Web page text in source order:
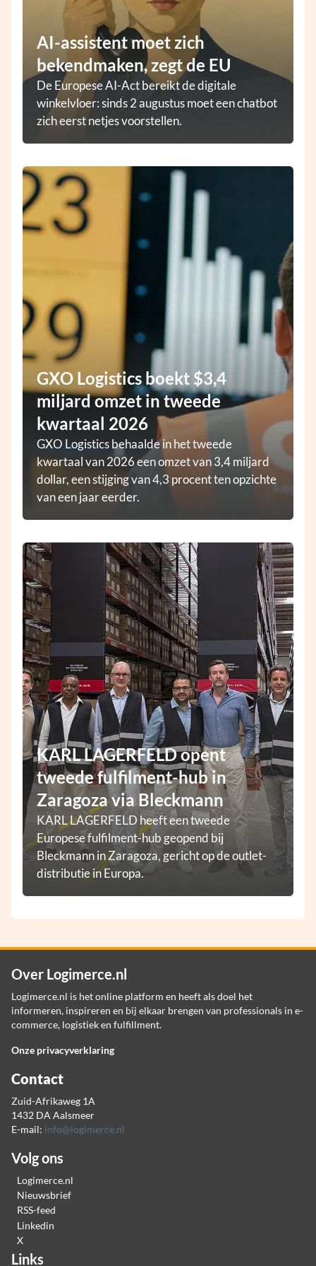
AI-assistent moet zich
bekendmaken, zegt de EU
De Europese AI-Act bereikt de digitale
winkelvloer: sinds 2 augustus moet een chatbot
zich eerst netjes voorstellen.
GXO Logistics boekt $3,4
miljard omzet in tweede
kwartaal 2026
GXO Logistics behaalde in het tweede
kwartaal van 2026 een omzet van 3,4 miljard
dollar, een stijging van 4,3 procent ten opzichte
van een jaar eerder.
KARL LAGERFELD opent
tweede fulfilment-hub in
Zaragoza via Bleckmann
KARL LAGERFELD heeft een tweede
Europese fulfilment-hub geopend bij
Bleckmann in Zaragoza, gericht op de outlet-
distributie in Europa.
Over Logimerce.nl
Logimerce.nl is het online platform en heeft als doel het
informeren, inspireren en bij elkaar brengen van professionals in e-
commerce, logistiek en fulfillment.
Onze privacyverklaring
Contact
Zuid-Afrikaweg 1A
1432 DA Aalsmeer
E-mail: info@logimerce.nl
Volg ons
Logimerce.nl
Nieuwsbrief
RSS-feed
Linkedin
X
Links